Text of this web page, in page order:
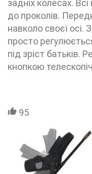
задніх колесах. Всі
до проколів.
навколо своєї осі.
просто
під зріст батьків.
кнопкою
95